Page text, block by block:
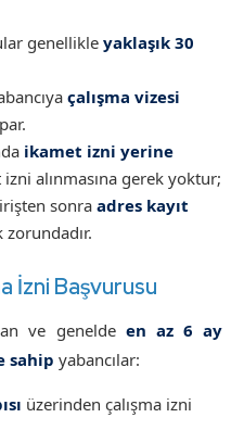
genellikle yaklaşık 30
çalışma vizesi
ikamet izni yerine
izni alınmasına gerek yoktur;
sonraadres kayıt
zorundadır.
İzni Başvurusu
ve genelde en az 6 ay
sahip yabancılar:
üzerinden çalışma izni